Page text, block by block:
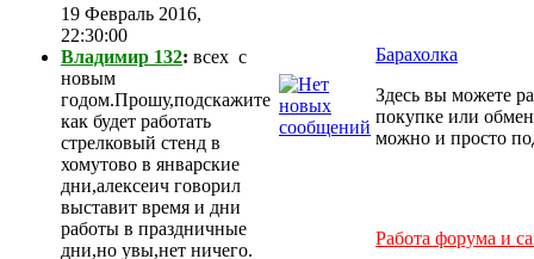
19 Февраль 2016,
22:30:00
Владимир 132: всех с
новым
годом.Прошу,подскажите
как будет работать
стрелковый стенд в
хомутово в январские
дни,алексеич говорил
выставит время и дни
работы в праздничные
дни,но увы,нет ничего.
Барахолка
Здесь вы можете
покупке или
можно и просто
Работа форума и